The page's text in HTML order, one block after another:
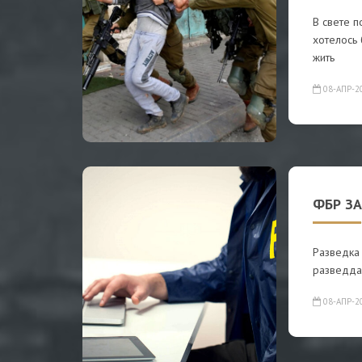
В свете
хотелось
жить
08-АПР-
ФБР
08-АПР-